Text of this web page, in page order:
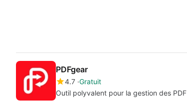
PDFgear
4.7 Gratuit
Outil polyvalent pour la gestion des PDF